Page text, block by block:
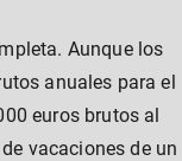
Aunque los
anuales para el
euros brutos al
vacaciones de un